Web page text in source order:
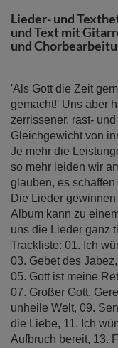
Lieder- und
und Text mit
und
'Als Gott die Zeit
gemacht!' Uns aber
zerrissener, rast-
Gleichgewicht von
Je mehr die
so mehr leiden wir
glauben, es
Die Lieder
Album kann zu
uns die Lieder ganz
Trackliste: 01. Ich
03. Gebet des
05. Gott ist meine
07. Großer Gott,
unheile Welt, 09.
die Liebe, 11. Ich
Aufbruch bereit, 13.